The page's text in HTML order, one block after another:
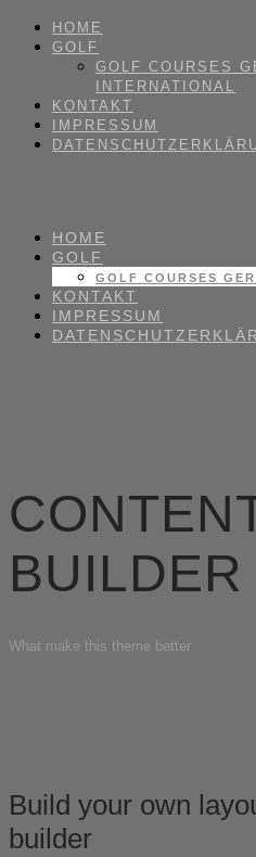
HOME
GOLF
GOLF COURSES
INTERNATIONAL
KONTAKT
IMPRESSUM
HOME
GOLF
GOLF COURSES
KONTAKT
IMPRESSUM
BUILDER
What make this theme better
Build your own
builder